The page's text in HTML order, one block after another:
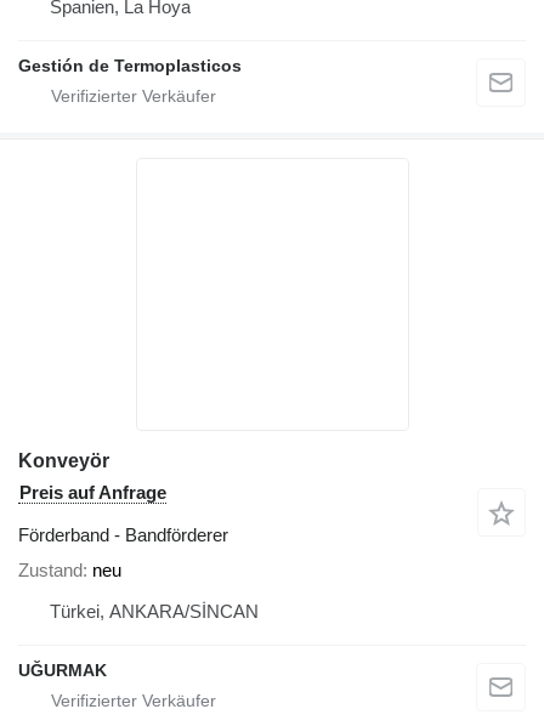
Spanien, La Hoya
Gestión de Termoplasticos
Konveyör
Preis auf Anfrage
Förderband - Bandförderer
Zustand neu
Türkei, ANKARA/SİNCAN
UĞURMAK